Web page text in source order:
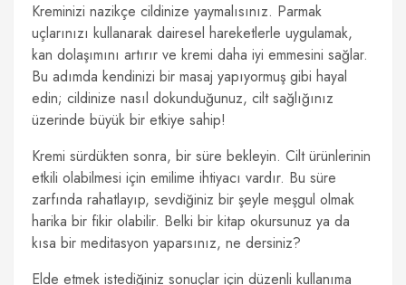
Kreminizi nazikçe cildinize yaymalısınız. Parmak
uçlarınızı kullanarak dairesel hareketlerle uygulamak,
kan dolaşımını artırır ve kremi daha iyi emmesini sağlar.
Bu adımda kendinizi bir masaj yapıyormuş gibi hayal
edin; cildinize nasıl dokunduğunuz, cilt sağlığınız
üzerinde büyük bir etkiye sahip!
Kremi sürdükten sonra, bir süre bekleyin. Cilt ürünlerinin
etkili olabilmesi için emilime ihtiyacı vardır. Bu süre
zarfında rahatlayıp, sevdiğiniz bir şeyle meşgul olmak
harika bir fikir olabilir. Belki bir kitap okursunuz ya da
kısa bir meditasyon yaparsınız, ne dersiniz?
Elde etmek istediğiniz sonuçlar için düzenli kullanıma